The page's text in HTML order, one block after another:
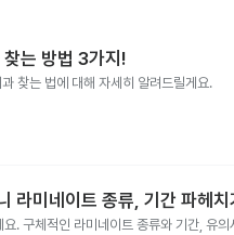
는 방법 3가지!
찾는 법에 대해 자세히 알려드릴게요.
라미네이트 종류, 기간 파헤치
. 구체적인 라미네이트 종류와 기간, 유